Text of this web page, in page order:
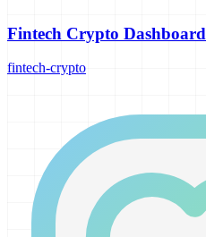
Fintech Crypto Dashboard
fintech-crypto